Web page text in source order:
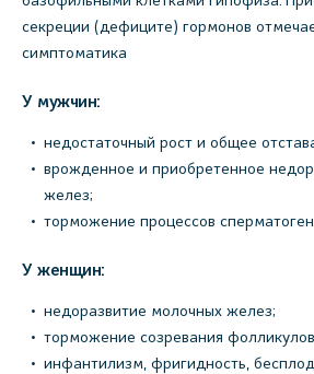
секреции (дефиците) гормонов
симптоматика
У мужчин:
недостаточный рост и общее
врожденное и приобретенное
желез;
торможение процессов
У женщин:
недоразвитие молочных желез;
торможение созревания
инфантилизм, фригидность,